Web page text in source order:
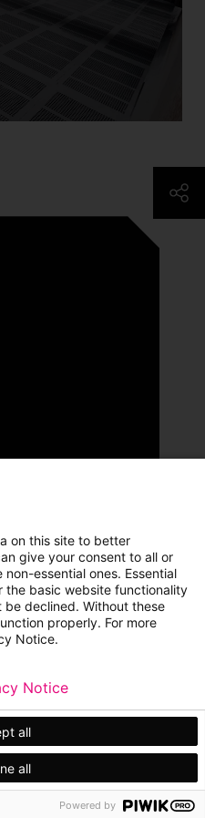
on this site to better
give your consent to all or
essential ones. Essential
the basic website functionality
declined. Without these
properly. For more
Notice.
all
all
Notice
Powered by